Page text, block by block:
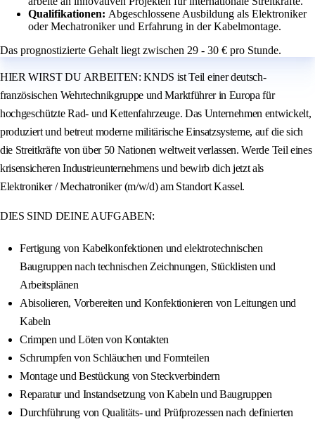
Qualifikationen: Abgeschlossene Ausbildung als Elektroniker
oder Mechatroniker und Erfahrung in der Kabelmontage.
Das prognostizierte Gehalt liegt zwischen 29 - 30 € pro Stunde.
HIER WIRST DU ARBEITEN: KNDS ist Teil einer deutsch-
französischen Wehrtechnikgruppe und Marktführer in Europa für
hochgeschützte Rad- und Kettenfahrzeuge. Das Unternehmen entwickelt,
produziert und betreut moderne militärische Einsatzsysteme, auf die sich
die Streitkräfte von über 50 Nationen weltweit verlassen. Werde Teil eines
krisensicheren Industrieunternehmens und bewirb dich jetzt als
Elektroniker / Mechatroniker (m/w/d) am Standort Kassel.
DIES SIND DEINE AUFGABEN:
Fertigung von Kabelkonfektionen und elektrotechnischen
Baugruppen nach technischen Zeichnungen, Stücklisten und
Arbeitsplänen
Abisolieren, Vorbereiten und Konfektionieren von Leitungen und
Kabeln
Crimpen und Löten von Kontakten
Schrumpfen von Schläuchen und Formteilen
Montage und Bestückung von Steckverbindern
Reparatur und Instandsetzung von Kabeln und Baugruppen
Durchführung von Qualitäts- und Prüfprozessen nach definierten